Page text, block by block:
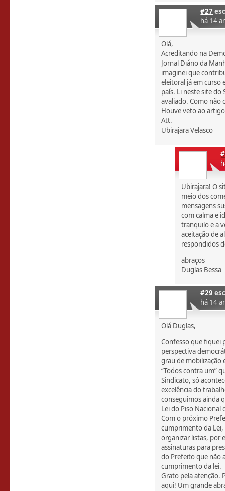
#27
há 14
Olá,
Acreditando na
Jornal Diário da
imaginei que
eleitoral já em curso
país. Li neste site
avaliado. Como não
Houve veto ao
Att.
Ubirajara Velasco
Ubirajara! O
meio dos
mensagens
com calma e
tranquilo e a
aceitação de
respondidos
abraços
Duglas Bessa
#29
há 14
Olá Duglas,
Confesso que fiquei
perspectiva
grau de
“Todos contra um”
Sindicato, só
excelência do
conseguimos ainda
Lei do Piso Nacional
Com o próximo
cumprimento da
organizar listas, por
assinaturas para
do Prefeito que não
cumprimento da lei.
Grato pela atenção.
aqui! Um grande